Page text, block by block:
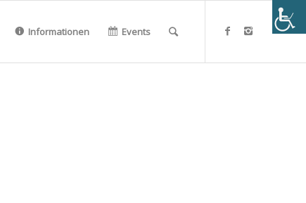
Informationen Events